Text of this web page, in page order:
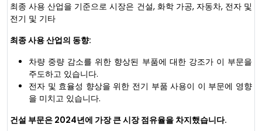
최종 사용 산업을 기준으로 시장은 건설, 화학 가공, 자동차, 전자 및
전기 및 기타
최종 사용 산업의 동향:
차량 중량 감소를 위한 향상된 부품에 대한 강조가 이 부문을
주도하고 있습니다.
전자 및 효율성 향상을 위한 전기 부품 사용이 이 부문에 영향
을 미치고 있습니다.
건설 부문은 2024년에 가장 큰 시장 점유율을 차지했습니다.